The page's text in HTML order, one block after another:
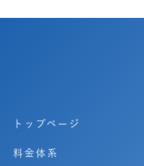
トップページ
料金体系